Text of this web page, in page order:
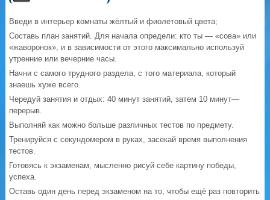
Введи в интерьер комнаты жёлтый и фиолетовый цвета;
Составь план занятий. Для начала определи: кто ты — «сова» или
«жаворонок», и в зависимости от этого максимально используй
утренние или вечерние часы.
Начни с самого трудного раздела, с того материала, который
знаешь хуже всего.
Чередуй занятия и отдых: 40 минут занятий, затем 10 минут—
перерыв.
Выполняй как можно больше различных тестов по предмету.
Тренируйся с секундомером в руках, засекай время выполнения
тестов.
Готовясь к экзаменам, мысленно рисуй себе картину победы,
успеха.
Оставь один день перед экзаменом на то, чтобы ещё раз повторить